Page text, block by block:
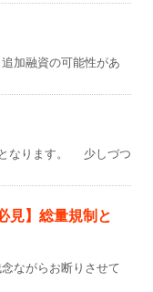
加融資の可能性があ
なります。 少しづつ
見】総量規制と
ながらお断りさせて